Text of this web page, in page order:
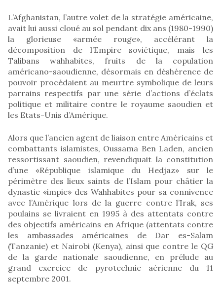
L’Afghanistan, l’autre volet de la stratégie américaine,
avait lui aussi cloué au sol pendant dix ans (1980-1990)
la glorieuse «armée rouge», accélérant la
décomposition de l’Empire soviétique, mais les
Talibans wahhabites, fruits de la copulation
américano-saoudienne, désormais en déshérence de
pouvoir procédaient au meurtre symbolique de leurs
parrains respectifs par une série d’actions d’éclats
politique et militaire contre le royaume saoudien et
les Etats-Unis d’Amérique.
Alors que l’ancien agent de liaison entre Américains et
combattants islamistes, Oussama Ben Laden, ancien
ressortissant saoudien, revendiquait la constitution
d’une «République islamique du Hedjaz» sur le
périmètre des lieux saints de l’Islam pour châtier la
dynastie «impie» des Wahhabites pour sa connivence
avec l’Amérique lors de la guerre contre l’Irak, ses
poulains se livraient en 1995 à des attentats contre
des objectifs américains en Afrique (attentats contre
les ambassades américaines de Dar es-Salam
(Tanzanie) et Nairobi (Kenya), ainsi que contre le QG
de la garde nationale saoudienne, en prélude au
grand exercice de pyrotechnie aérienne du 11
septembre 2001.